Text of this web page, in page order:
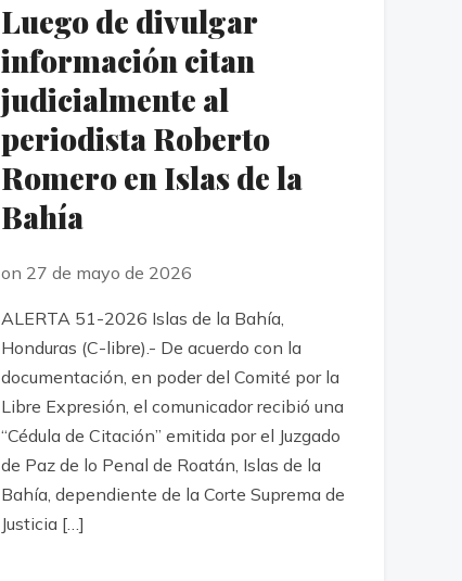
Luego de divulgar
información citan
judicialmente al
periodista Roberto
Romero en Islas de la
Bahía
on 27 de mayo de 2026
ALERTA 51-2026 Islas de la Bahía,
Honduras (C-libre).- De acuerdo con la
documentación, en poder del Comité por la
Libre Expresión, el comunicador recibió una
“Cédula de Citación” emitida por el Juzgado
de Paz de lo Penal de Roatán, Islas de la
Bahía, dependiente de la Corte Suprema de
Justicia […]